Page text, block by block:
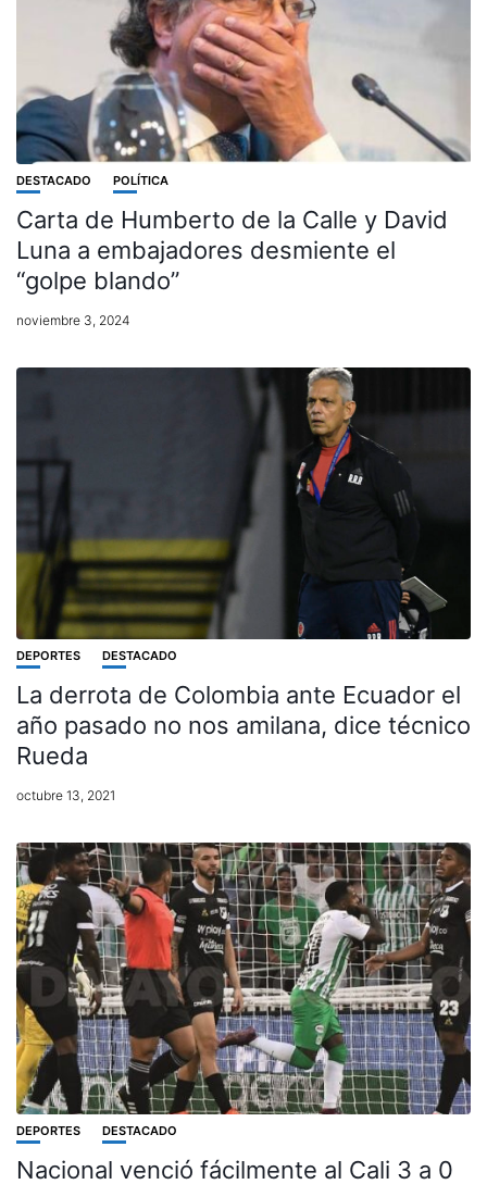
DESTACADO POLÍTICA
Carta de Humberto de la Calle y David
Luna a embajadores desmiente el
“golpe blando”
noviembre 3, 2024
DEPORTES DESTACADO
La derrota de Colombia ante Ecuador el
año pasado no nos amilana, dice técnico
Rueda
octubre 13, 2021
DEPORTES DESTACADO
Nacional venció fácilmente al Cali 3 a 0